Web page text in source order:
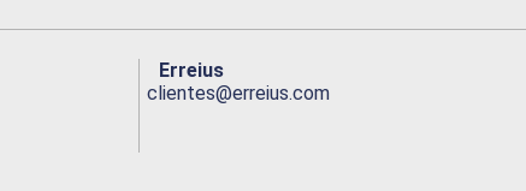
Erreius
clientes@erreius.com